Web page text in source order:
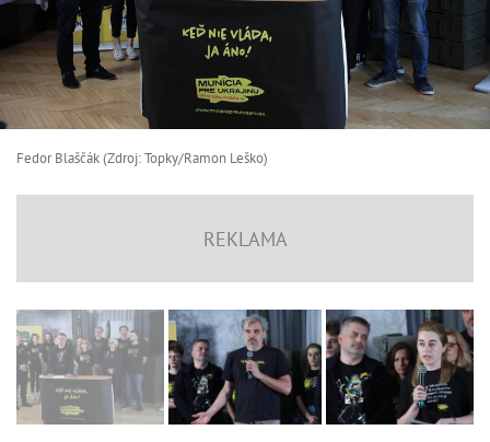
Fedor Blaščák (Zdroj: Topky/Ramon Leško)